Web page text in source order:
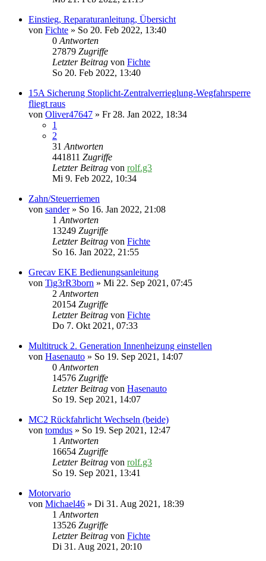
Einstieg, Reparaturanleitung, Übersicht
von Fichte » So 20. Feb 2022, 13:40
0Antworten
27879 Zugriffe
Letzter Beitrag von Fichte
So 20. Feb 2022, 13:40
15A Sicherung Stoplicht-Zentralverrieglung-Wegfahrsperre
fliegt raus
von Oliver47647 » Fr 28. Jan 2022, 18:34
1
2
31Antworten
441811 Zugriffe
Letzter Beitrag von rolf.g3
Mi 9. Feb 2022, 10:34
Zahn/Steuerriemen
von sander» So 16. Jan 2022, 21:08
1Antworten
13249 Zugriffe
Letzter Beitrag von Fichte
So 16. Jan 2022, 21:55
Grecav EKE Bedienungsanleitung
von Tig3rR3born » Mi 22. Sep 2021, 07:45
2Antworten
20154 Zugriffe
Letzter Beitrag von Fichte
Do 7. Okt 2021, 07:33
Multitruck 2. Generation Innenheizung einstellen
von Hasenauto » So 19. Sep 2021, 14:07
0Antworten
14576 Zugriffe
Letzter Beitrag von Hasenauto
So 19. Sep 2021, 14:07
MC2 Rückfahrlicht Wechseln (beide)
von tomdus » So 19. Sep 2021, 12:47
1Antworten
16654 Zugriffe
Letzter Beitrag von rolf.g3
So 19. Sep 2021, 13:41
Motorvario
von Michael46 » Di 31. Aug 2021, 18:39
1Antworten
13526 Zugriffe
Letzter Beitrag von Fichte
Di 31. Aug 2021, 20:10